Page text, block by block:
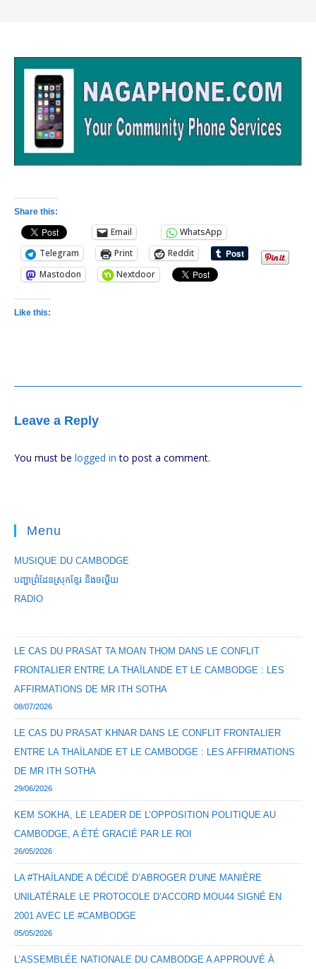
Share this:
Email
WhatsApp
Telegram
Print
Reddit
Mastodon
Nextdoor
Like this:
Leave a Reply
You must be logged in to post a comment.
Menu
MUSIQUE DU CAMBODGE
បញ្ហាព្រំដែនស្រុកខ្មែរ និងចឞ្លើយ
RADIO
LE CAS DU PRASAT TA MOAN THOM DANS LE CONFLIT
FRONTALIER ENTRE LA THAÏLANDE ET LE CAMBODGE : LES
AFFIRMATIONS DE MR ITH SOTHA
08/07/2026
LE CAS DU PRASAT KHNAR DANS LE CONFLIT FRONTALIER
ENTRE LA THAÏLANDE ET LE CAMBODGE : LES AFFIRMATIONS
DE MR ITH SOTHA
29/06/2026
KEM SOKHA, LE LEADER DE L’OPPOSITION POLITIQUE AU
CAMBODGE, A ÉTÉ GRACIÉ PAR LE ROI
26/05/2026
LA #THAÏLANDE A DÉCIDÉ D’ABROGER D’UNE MANIÈRE
UNILATÉRALE LE PROTOCOLE D’ACCORD MOU44 SIGNÉ EN
2001 AVEC LE #CAMBODGE
05/05/2026
L’ASSEMBLÉE NATIONALE DU CAMBODGE A APPROUVÉ À